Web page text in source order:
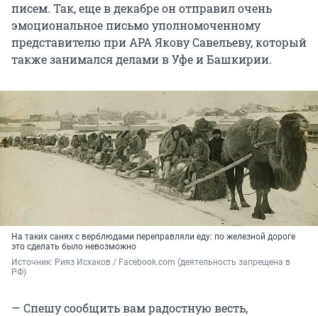
писем. Так, еще в декабре он отправил очень
эмоциональное письмо уполномоченному
представителю при АРА Якову Савельеву, который
также занимался делами в Уфе и Башкирии.
На таких санях с верблюдами переправляли еду: по железной дороге
это сделать было невозможно
Источник: Рияз Исхаков / Facebook.com (деятельность запрещена в
РФ)
— Спешу сообщить вам радостную весть,